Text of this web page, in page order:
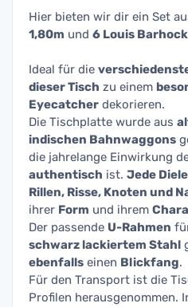
Hier bieten wir dir ein Set
1,80m und 6 Louis
Ideal für die
dieser Tisch zu einem
Eyecatcher dekorieren.
Die Tischplatte wurde aus
indischen Bahnwaggons
die jahrelange Einwirkung
authentisch ist. Jede Diele
Rillen, Risse, Knoten und
ihrer Form und ihrem
Der passende U-Rahmen
schwarz lackiertem Stahl
ebenfalls einen Blickfang.
Für den Transport ist die
Profilen herausgenommen.